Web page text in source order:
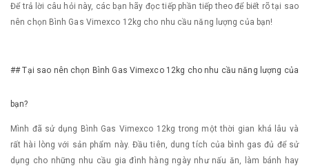
Để trả lời câu hỏi này, các bạn hãy đọc tiếp phần tiếp theo để biết rõ tại sao
nên chọn Bình Gas Vimexco 12kg cho nhu cầu năng lượng của bạn!
## Tại sao nên chọn Bình Gas Vimexco 12kg cho nhu cầu năng lượng của
bạn?
Mình đã sử dụng Bình Gas Vimexco 12kg trong một thời gian khá lâu và
rất hài lòng với sản phẩm này. Đầu tiên, dung tích của bình gas đủ để sử
dụng cho những nhu cầu gia đình hàng ngày như nấu ăn, làm bánh hay